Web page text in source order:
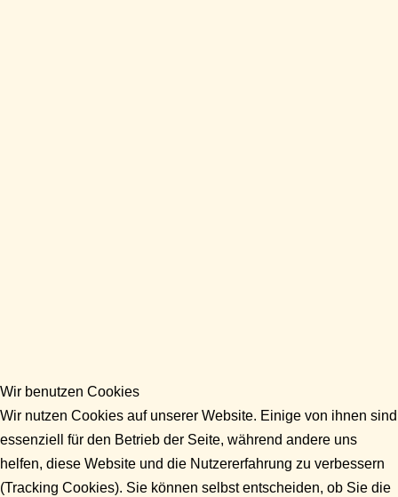
Wir benutzen Cookies
Wir nutzen Cookies auf unserer Website. Einige von ihnen sind
essenziell für den Betrieb der Seite, während andere uns
helfen, diese Website und die Nutzererfahrung zu verbessern
(Tracking Cookies). Sie können selbst entscheiden, ob Sie die